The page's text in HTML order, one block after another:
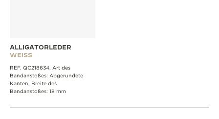
ALLIGATORLEDER
WEISS
REF. QC218634, Art des
Bandanstoßes: Abgerundete
Kanten, Breite des
Bandanstoßes: 18 mm